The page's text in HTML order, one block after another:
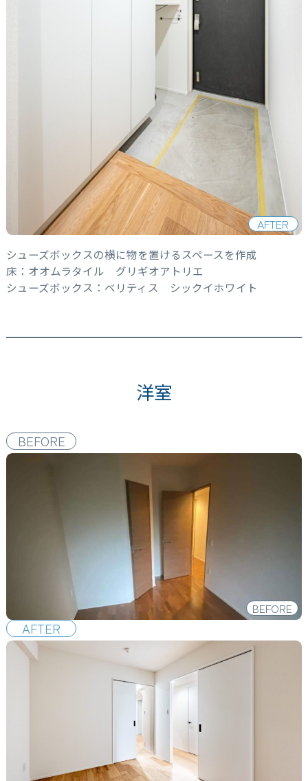
AFTER
シューズボックスの横に物を置けるスペースを作成
床：オオムラタイル グリギオアトリエ
シューズボックス：ベリティス シックイホワイト
洋室
BEFORE
BEFORE
AFTER